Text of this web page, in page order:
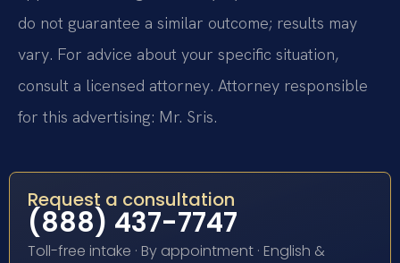
do not guarantee a similar outcome; results may
vary. For advice about your specific situation,
consult a licensed attorney. Attorney responsible
for this advertising: Mr. Sris.
Request a consultation
(888) 437-7747
Toll-free intake · By appointment · English &